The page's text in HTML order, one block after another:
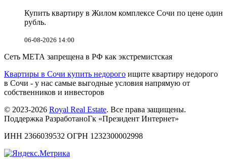
Купить квартиру в Жилом комплексе Сочи по цене один
рубль.
06-08-2026 14:00
Сеть МЕТА запрещена в РФ как экстремистская
Квартиры в Сочи купить недорого ищите квартиру недорого
в Сочи - у нас самые выгодные условия напрямую от
собственников и инвесторов
© 2023-2026 Royal Real Estate. Все права защищены.
Поддержка РазработаноГк «Президент Интернет»
ИНН 2366039532 ОГРН 1232300002998